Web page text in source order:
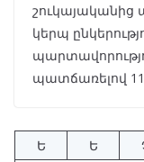
շուկայականից
կերպ
պատճառելով
Ե
Ե